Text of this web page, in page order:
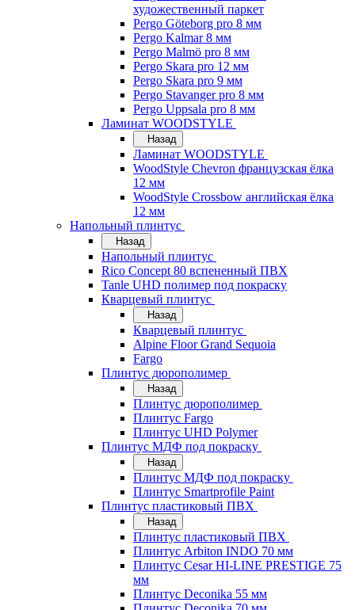
художественный паркет
Pergo Göteborg pro 8 мм
Pergo Kalmar 8 мм
Pergo Malmö pro 8 мм
Pergo Skara pro 12 мм
Pergo Skara pro 9 мм
Pergo Stavanger pro 8 мм
Pergo Uppsala pro 8 мм
Ламинат WOODSTYLE
Назад
Ламинат WOODSTYLE
WoodStyle Chevron французская ёлка
12 мм
WoodStyle Crossbow английская ёлка
12 мм
Напольный плинтус
Назад
Напольный плинтус
Rico Concept 80 вспененный ПВХ
Tanle UHD полимер под покраску
Кварцевый плинтус
Назад
Кварцевый плинтус
Alpine Floor Grand Sequoia
Fargo
Плинтус дюрополимер
Назад
Плинтус дюрополимер
Плинтус Fargo
Плинтус UHD Polymer
Плинтус МДФ под покраску
Назад
Плинтус МДФ под покраску
Плинтус Smartprofile Paint
Плинтус пластиковый ПВХ
Назад
Плинтус пластиковый ПВХ
Плинтус Arbiton INDO 70 мм
Плинтус Cesar HI-LINE PRESTIGE 75
мм
Плинтус Deconika 55 мм